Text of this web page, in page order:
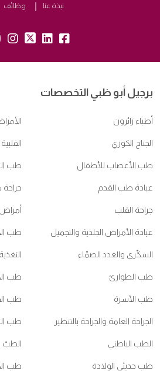
نبذة عنا وظائف
fb:
lk:
tw:
برجيل أبو ظبي التخصصات
أطباء زائرون
الجناح الكوري
طب الأعصاب للأطفال طب
عيادة طب القدم جراحة
جراحة القلب
عيادة الأمراض الجلدية والتجميل طب
السكّري والغدد الصمّاء
طب الطوارئ
طب الأسرة طب
الجراحة العامة والجراحة بالتنظير طب
الطب الباطني الطبّ
طب حديثي الولادة طب